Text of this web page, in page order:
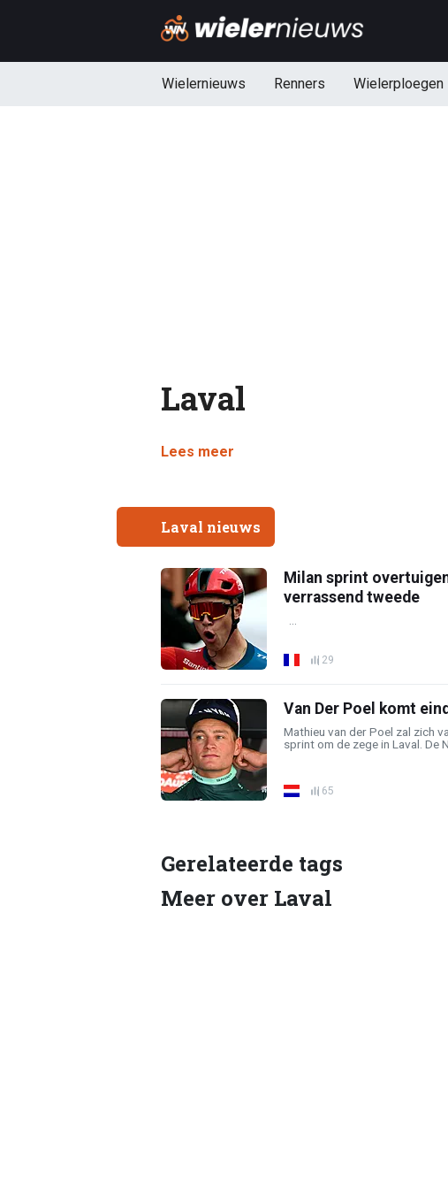
Wielernieuws Renners Wielerploegen
Laval
Lees meer
Laval nieuws
Milan sprint
verrassend tweede
29
Van Der Poel komt
Mathieu van der Poel zal zich
sprint om de zege in Laval. De
65
Gerelateerde tags
Meer over Laval